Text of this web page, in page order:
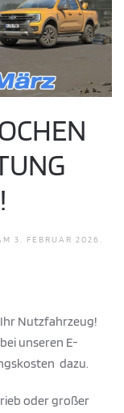
3. FEBRUAR 2026 .
Nutzfahrzeug!
unseren E-
dazu.
oder großer